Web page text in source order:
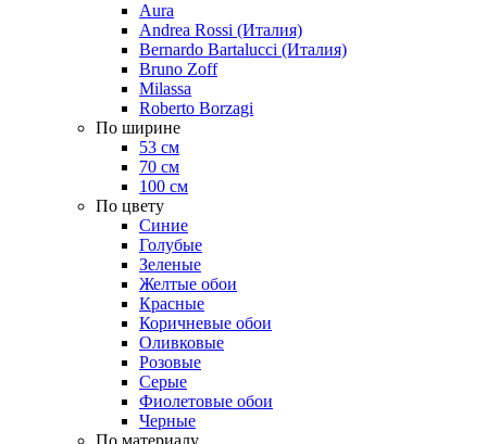
Aura
Andrea Rossi (Италия)
Bernardo Bartalucci (Италия)
Bruno Zoff
Milassa
Roberto Borzagi
По ширине
53 см
70 см
100 см
По цвету
Синие
Голубые
Зеленые
Желтые обои
Красные
Коричневые обои
Оливковые
Розовые
Серые
Фиолетовые обои
Черные
По материалу